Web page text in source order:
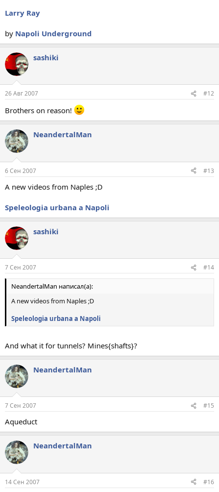
Larry Ray
by Napoli Underground
sashiki
26 Авг 2007 #12
Brothers on reason!
NeandertalMan
6 Сен 2007 #13
A new videos from Naples ;D
Speleologia urbana a Napoli
sashiki
7 Сен 2007 #14
NeandertalMan написал(а):
A new videos from Naples ;D
Speleologia urbana a Napoli
And what it for tunnels? Mines{shafts}?
NeandertalMan
7 Сен 2007 #15
Aqueduct
NeandertalMan
14 Сен 2007 #16